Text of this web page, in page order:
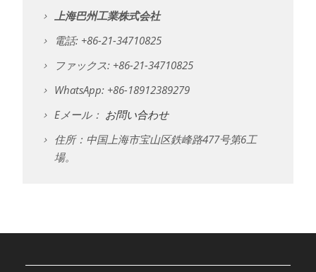
上海巴州工業株式会社
電話: +86-21-34710825
ファックス: +86-21-34710825
WhatsApp: +86-18912389279
Eメール： お問い合わせ
住所：中国上海市宝山区鉄峰路477号第6工
場。